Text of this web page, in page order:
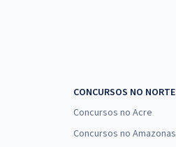
CONCURSOS NO NORTE
Concursos no Acre
Concursos no Amazonas